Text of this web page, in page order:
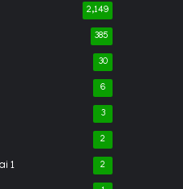
2,149
385
30
6
3
2
1 2